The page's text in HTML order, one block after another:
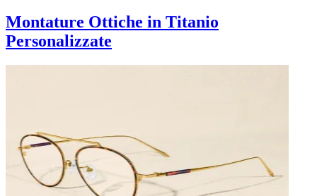
Montature Ottiche in Titanio
Personalizzate